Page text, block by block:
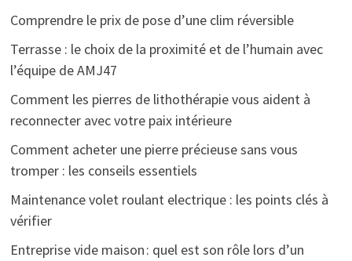
Comprendre le prix de pose d’une clim réversible
Terrasse : le choix de la proximité et de l’humain avec
l’équipe de AMJ47
Comment les pierres de lithothérapie vous aident à
reconnecter avec votre paix intérieure
Comment acheter une pierre précieuse sans vous
tromper : les conseils essentiels
Maintenance volet roulant electrique : les points clés à
vérifier
Entreprise vide maison : quel est son rôle lors d’un